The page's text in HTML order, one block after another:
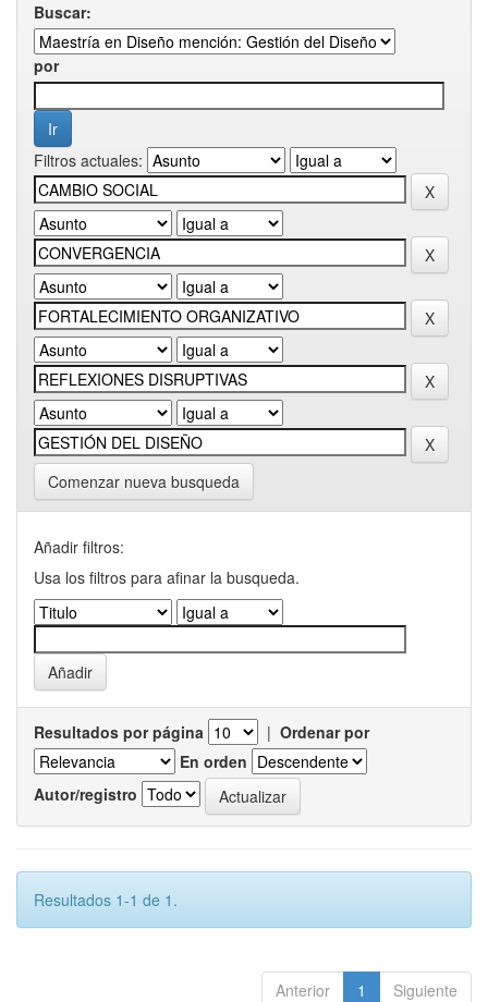
Buscar:
por
Filtros actuales:
Comenzar nueva busqueda
Añadir filtros:
Usa los filtros para afinar la busqueda.
Resultados por página | Ordenar por
En orden
Autor/registro
Resultados 1-1 de 1.
Anterior 1 Siguiente